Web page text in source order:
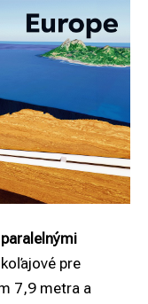
pre
7,9 metra a